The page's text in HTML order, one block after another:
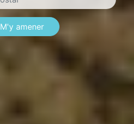
M'y amener